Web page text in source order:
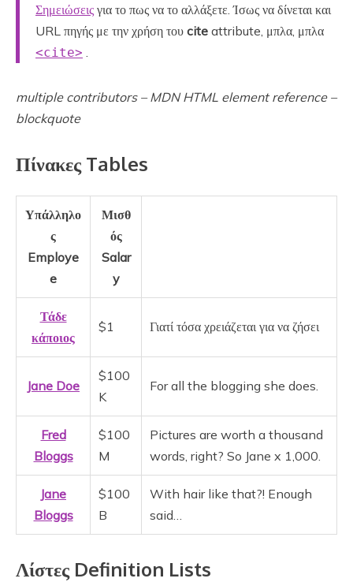
Σημειώσεις για το πως να το αλλάξετε. Ίσως να δίνεται και
URL πηγής με την χρήση του cite attribute, μπλα, μπλα
<cite>
multiple contributors – MDN HTML element reference –
blockquote
Πίνακες Tables
Υπάλληλο
ς
Employe
e
Μισθ
ός
Salar
y
Τάδε
κάποιος
$1 Γιατί τόσα χρειάζεται για να ζήσει
Jane Doe
$100
K
For all the blogging she does.
Fred
Bloggs
$100
M
Pictures are worth a thousand
words, right? So Jane x 1,000.
Jane
Bloggs
$100
B
With hair like that?! Enough
said…
Λίστες Definition Lists